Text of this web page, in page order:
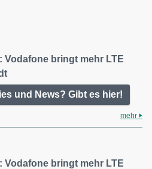
Vodafone bringt mehr LTE
und News? Gibt es hier!
mehr
Vodafone bringt mehr LTE